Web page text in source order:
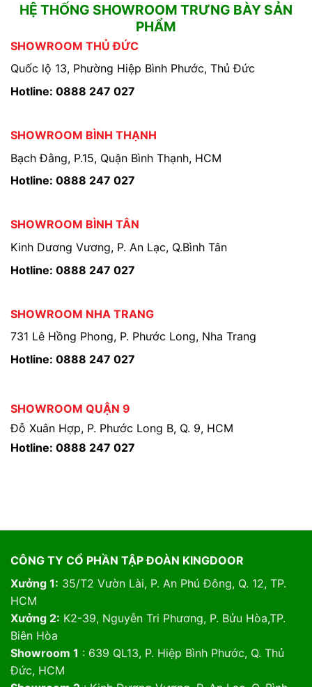
HỆ THỐNG SHOWROOM TRƯNG BÀY SẢN
PHẨM
SHOWROOM THỦ ĐỨC
Quốc lộ 13, Phường Hiệp Bình Phước, Thủ Đức
Hotline: 0888 247 027
SHOWROOM BÌNH THẠNH
Bạch Đằng, P.15, Quận Bình Thạnh, HCM
Hotline: 0888 247 027
SHOWROOM BÌNH TÂN
Kinh Dương Vương, P. An Lạc, Q.Bình Tân
Hotline: 0888 247 027
SHOWROOM NHA TRANG
731 Lê Hồng Phong, P. Phước Long, Nha Trang
Hotline: 0888 247 027
SHOWROOM QUẬN 9
Đỗ Xuân Hợp, P. Phước Long B, Q. 9, HCM
Hotline: 0888 247 027
CÔNG TY CỔ PHẦN TẬP ĐOÀN KINGDOOR
Xưởng 1: 35/T2 Vườn Lài, P. An Phú Đông, Q. 12, TP.
HCM
Xưởng 2: K2-39, Nguyễn Tri Phương, P. Bửu Hòa,TP.
Biên Hòa
Showroom 1 : 639 QL13, P. Hiệp Bình Phước, Q. Thủ
Đức, HCM